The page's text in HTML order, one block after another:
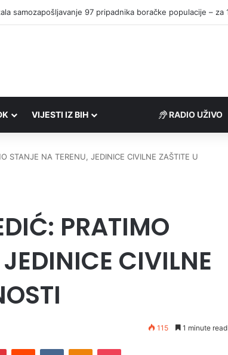
VIJESTI IZ BIH RADIO UŽIVO
STANJE NA TERENU, JEDINICE CIVILNE ZAŠTITE U
PRATIMO
CIVILNE
115 1 minute read
PinterestReddit VKontakteOdnoklassniki
Pocket